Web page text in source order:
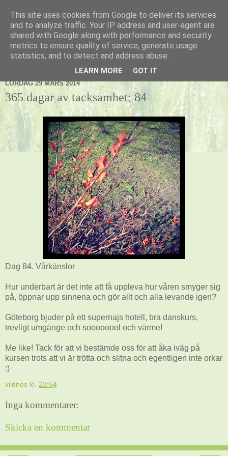
Kennel Vildnos
LÖRDAG 29 MARS 2014
365 dagar av tacksamhet: 84
Dag 84. Vårkänslor
Hur underbart är det inte att få uppleva hur våren smyger sig
på, öppnar upp sinnena och gör allt och alla levande igen?
Göteborg bjuder på ett supernajs hotell, bra danskurs,
trevligt umgänge och soooooool och värme!
Me like! Tack för att vi bestämde oss för att åka iväg på
kursen trots att vi är trötta och slitna och egentligen inte orkar
:)
vildnos kl. 23:54
Inga kommentarer:
Skicka en kommentar
This site uses cookies from Google to deliver its services
and to analyze traffic. Your IP address and user-agent are
shared with Google along with performance and security
metrics to ensure quality of service, generate usage
statistics, and to detect and address abuse.
LEARN MORE GOT IT